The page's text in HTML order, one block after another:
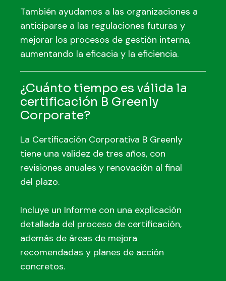
También ayudamos a las organizaciones a
anticiparse a las regulaciones futuras y
mejorar los procesos de gestión interna,
aumentando la eficacia y la eficiencia.
¿Cuánto tiempo es válida la
certificación B Greenly
Corporate?
La Certificación Corporativa B Greenly
tiene una validez de tres años, con
revisiones anuales y renovación al final
del plazo.
Incluye un Informe con una explicación
detallada del proceso de certificación,
además de áreas de mejora
recomendadas y planes de acción
concretos.